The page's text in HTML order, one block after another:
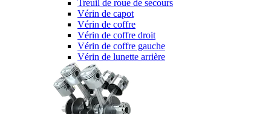
Treuil de roue de secours
Vérin de capot
Vérin de coffre
Vérin de coffre droit
Vérin de coffre gauche
Vérin de lunette arrière